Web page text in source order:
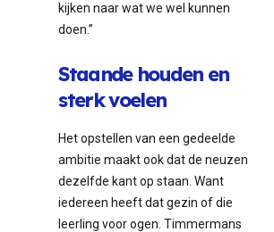
kijken naar wat we wel kunnen
doen.”
Staande houden en
sterk voelen
Het opstellen van een gedeelde
ambitie maakt ook dat de neuzen
dezelfde kant op staan. Want
iedereen heeft dat gezin of die
leerling voor ogen. Timmermans